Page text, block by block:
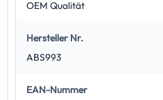
OEM Qualität
Hersteller Nr.
ABS993
EAN-Nummer